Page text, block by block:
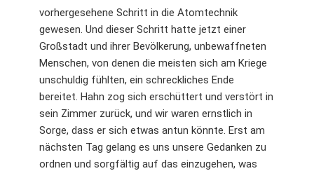
vorhergesehene Schritt in die Atomtechnik
gewesen. Und dieser Schritt hatte jetzt einer
Großstadt und ihrer Bevölkerung, unbewaffneten
Menschen, von denen die meisten sich am Kriege
unschuldig fühlten, ein schreckliches Ende
bereitet. Hahn zog sich erschüttert und verstört in
sein Zimmer zurück, und wir waren ernstlich in
Sorge, dass er sich etwas antun könnte. Erst am
nächsten Tag gelang es uns unsere Gedanken zu
ordnen und sorgfältig auf das einzugehen, was